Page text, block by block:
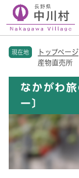
現在地 トップページ
産物直売所
なかがわ
ー〕